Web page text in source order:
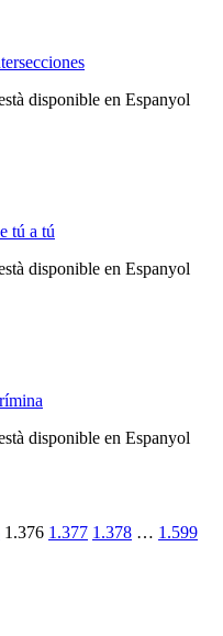
disponible en Espanyol
tú a tú
disponible en Espanyol
disponible en Espanyol
1.376 1.377 1.378 … 1.599